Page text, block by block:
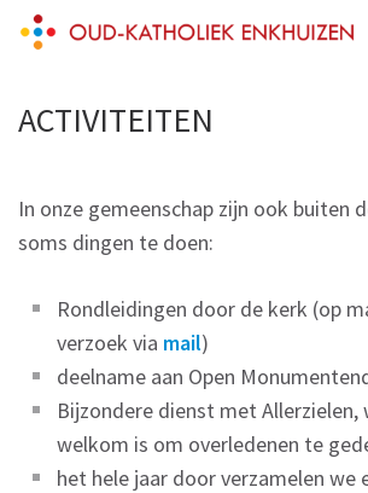
Skip
(Press
Oud-Katholiek Enkhuizen
ACTIVITEITEN
In onze gemeenschap zijn ook buiten
soms dingen te doen:
Rondleidingen door de kerk (op
verzoek via mail)
deelname aan Open
Bijzondere dienst met Allerzielen,
welkom is om overledenen te
het hele jaar door verzamelen we